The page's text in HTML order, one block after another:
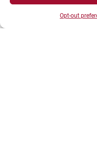
Opt-out